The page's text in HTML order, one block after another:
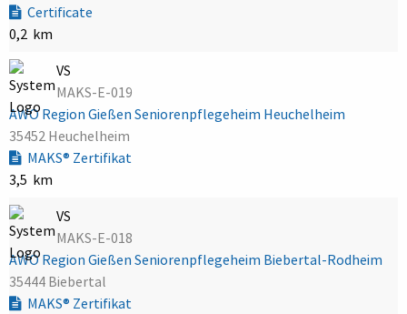
Certificate
0,2 km
VS
MAKS-E-019
AWO Region Gießen Seniorenpflegeheim Heuchelheim
35452 Heuchelheim
MAKS® Zertifikat
3,5 km
VS
MAKS-E-018
AWO Region Gießen Seniorenpflegeheim Biebertal-Rodheim
35444 Biebertal
MAKS® Zertifikat